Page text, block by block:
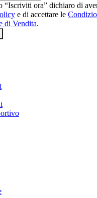
“Iscriviti ora” dichiaro di
e di accettare le
di Vendita.